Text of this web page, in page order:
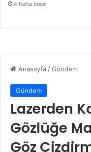
4 hafta önce